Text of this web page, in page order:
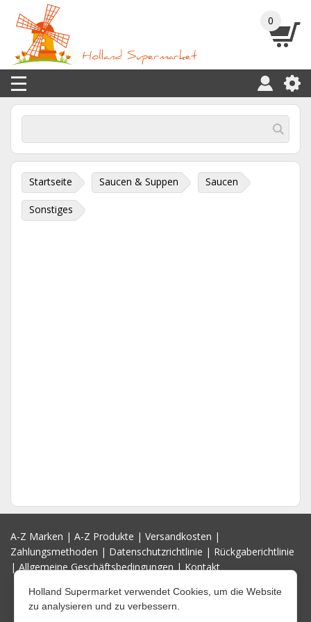
0
Startseite Saucen & Suppen Saucen
Sonstiges
A-Z Marken | A-Z Produkte | Versandkosten |
Zahlungsmethoden | Datenschutzrichtlinie | Rückgaberichtlinie
|Allgemeine Geschäftsbedingungen|Kontakt
Holland Supermarket verwendet Cookies, um die Website
zu analysieren und zu verbessern.